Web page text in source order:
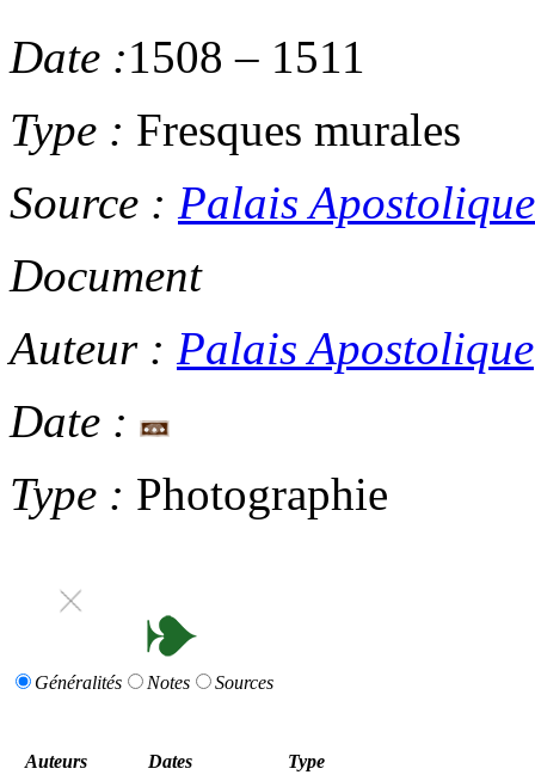
Date :1508– 1511
Type : Fresques murales
Source : Palais Apostolique
Document
Auteur : Palais Apostolique
Date :
Type : Photographie
Généralités Notes Sources
Auteurs Dates Type